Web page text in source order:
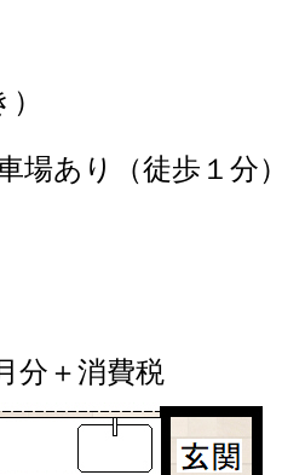
場あり（徒歩１分）
分＋消費税